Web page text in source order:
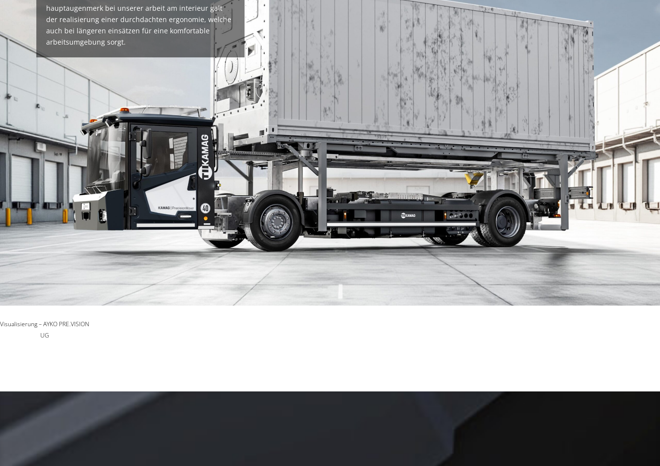
hauptaugenmerk bei unserer arbeit am interieur galt
der realisierung einer durchdachten ergonomie, welche
auch bei längeren einsätzen für eine komfortable
arbeitsumgebung sorgt.
Visualisierung – AYKO PRE.VISION
UG